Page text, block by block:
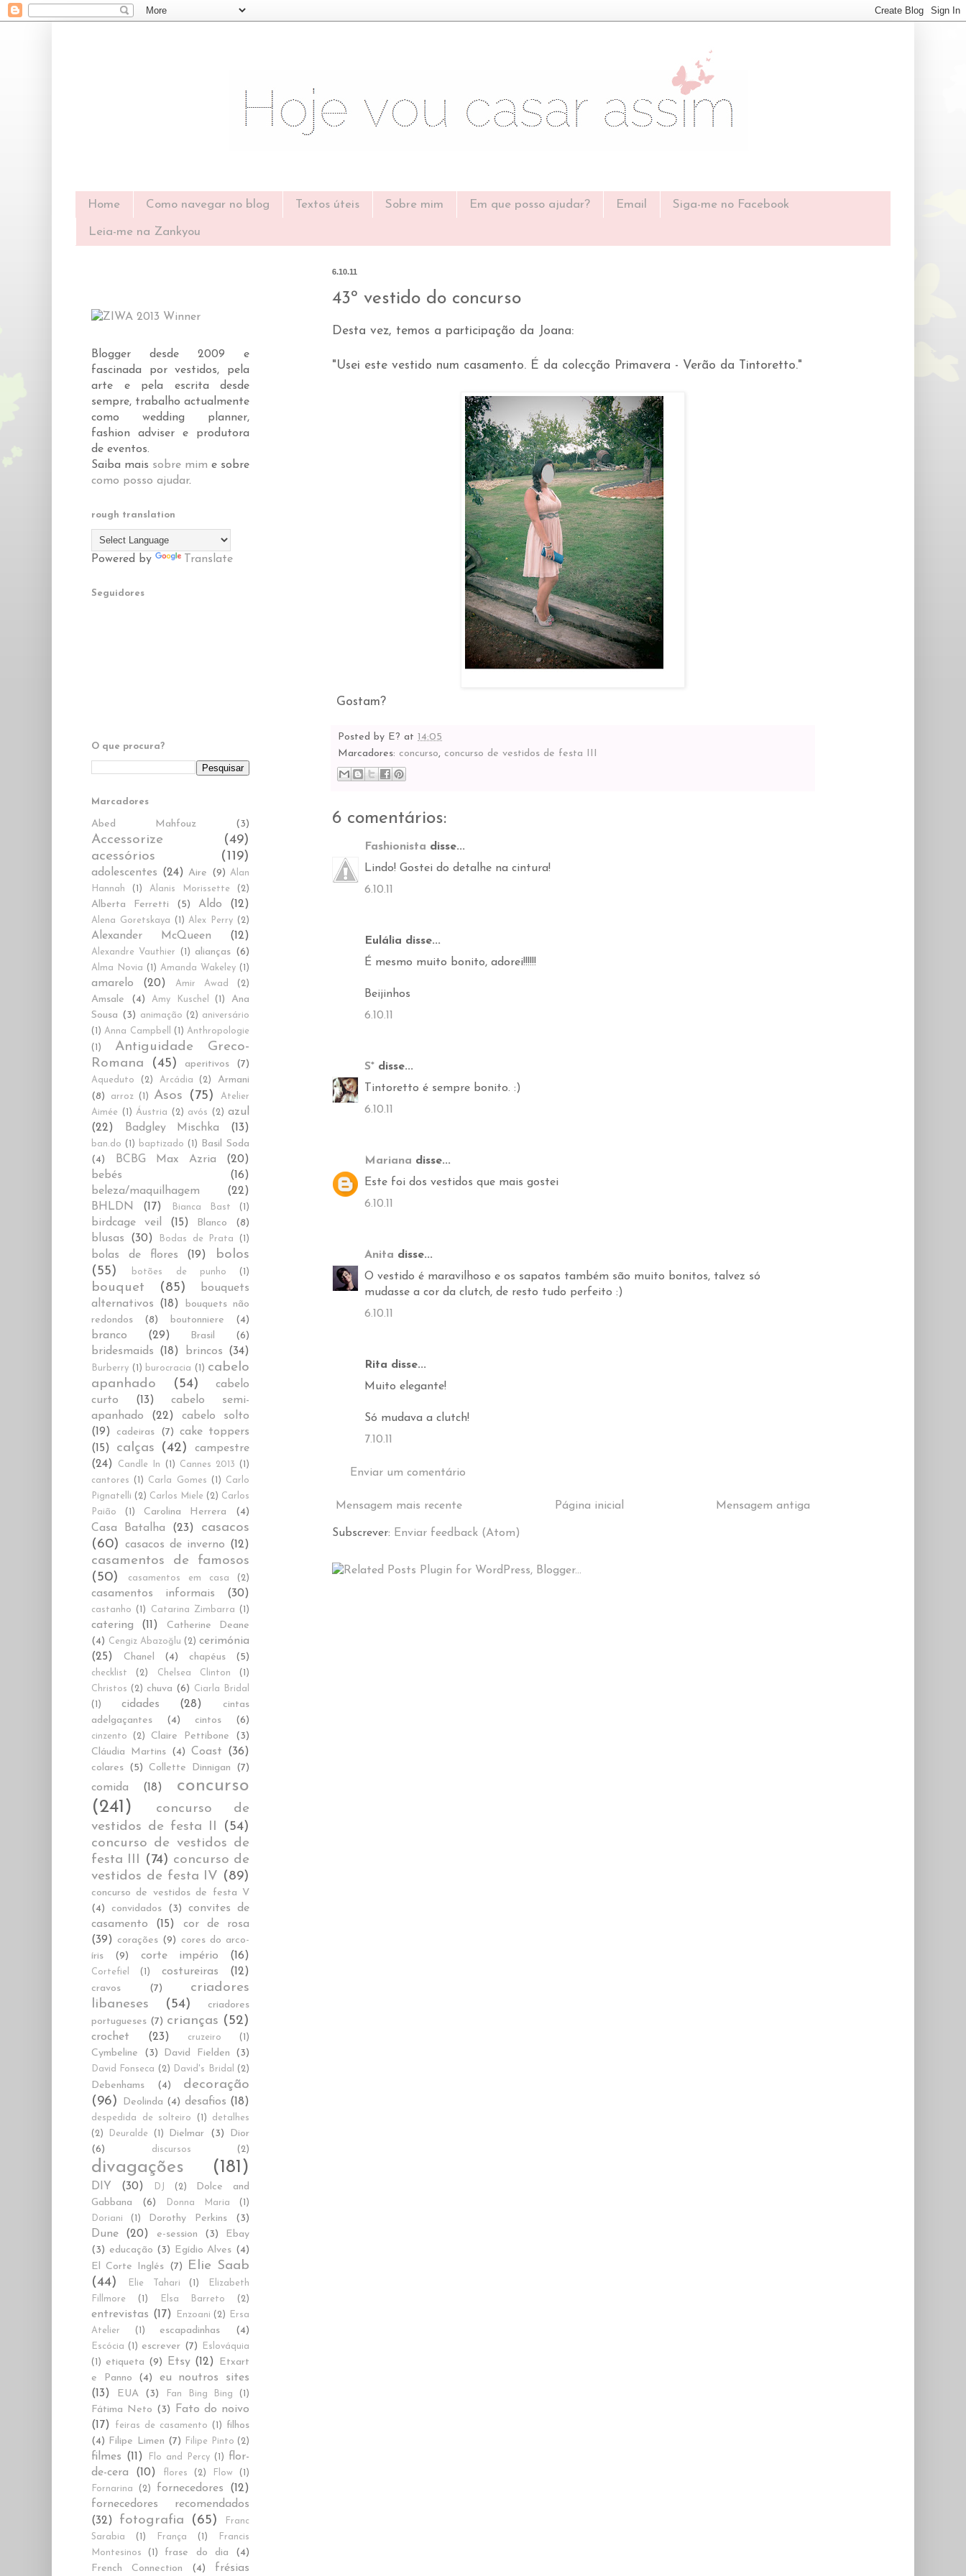
Home Como navegar no blog Textos úteis Sobre mim Em que posso ajudar? Email Siga-me no Facebook
Leia-me na Zankyou
6.10.11
43º vestido do concurso
Desta vez, temos a participação da Joana:
"Usei este vestido num casamento. É da colecção Primavera - Verão da Tintoretto."
Gostam?
Posted by E? at 14:05
Marcadores: concurso, concurso de vestidos de festa III
6 comentários:
Fashionista disse...
Lindo! Gostei do detalhe na cintura!
6.10.11
Eulália disse...
É mesmo muito bonito, adorei!!!!!!
Beijinhos
6.10.11
S* disse...
Tintoretto é sempre bonito. :)
6.10.11
Mariana disse...
Este foi dos vestidos que mais gostei
6.10.11
Anita disse...
O vestido é maravilhoso e os sapatos também são muito bonitos, talvez só
mudasse a cor da clutch, de resto tudo perfeito :)
6.10.11
Rita disse...
Muito elegante!
Só mudava a clutch!
7.10.11
Enviar um comentário
Mensagem mais recente Mensagem antiga
Página inicial
Subscrever: Enviar feedback (Atom)
Blogger desde 2009 e
fascinada por vestidos, pela
arte e pela escrita desde
sempre, trabalho actualmente
como wedding planner,
fashion adviser e produtora
de eventos.
Saiba mais sobre mim e sobre
como posso ajudar.
rough translation
Powered by Translate
Seguidores
O que procura?
Marcadores
Abed Mahfouz (3)
Accessorize
(49)
acessórios
(119)
adolescentes (24) Aire (9) Alan
Hannah
(1) Alanis Morissette (2)
Alberta Ferretti (5) Aldo (12)
Alena Goretskaya (1) Alex Perry (2)
Alexander McQueen (12)
Alexandre Vauthier (1) alianças (6)
Alma Novia (1) Amanda Wakeley (1)
amarelo (20) Amir Awad (2)
Amsale (4) Amy Kuschel (1)
Ana
Sousa (3) animação (2) aniversário
(1) Anna Campbell (1) Anthropologie
(1)
Antiguidade Greco-
Romana
(45) aperitivos (7)
Aqueduto (2) Arcádia (2)
Armani
(8)
arroz (1) Asos (75)
Atelier
Aimée
(1) Áustria (2) avós (2) azul
(22)
Badgley Mischka (13)
ban.do (1) baptizado (1)
Basil Soda
(4)
BCBG Max Azria
(20)
bebés
(16)
beleza/maquilhagem
(22)
BHLDN
(17) Bianca Bast (1)
birdcage veil (15) Blanco (8)
blusas (30) Bodas de Prata (1)
bolas de flores (19)
bolos
(55)
botões de punho (1)
bouquet (85)
bouquets
alternativos
(18)
bouquets não
redondos
(8) boutonniere (4)
branco (29) Brasil (6)
bridesmaids (18) brincos (34)
Burberry (1) burocracia (1) cabelo
apanhado
(54)
cabelo
curto
(13)
cabelo semi-
apanhado
(22)
cabelo solto
(19)
cadeiras (7) cake toppers
(15)
calças (42)
campestre
(24)
Candle In (1) Cannes 2013
(1)
cantores
(1) Carla Gomes (1)
Carlo
Pignatelli (2) Carlos Miele (2) Carlos
Paião
(1) Carolina Herrera (4)
Casa Batalha (23)
casacos
(60)
casacos de inverno (12)
casamentos de famosos
(50)
casamentos em casa (2)
casamentos informais (30)
castanho (1) Catarina Zimbarra (1)
catering (11)
Catherine Deane
(4) Cengiz Abazoğlu (2) cerimónia
(25)
Chanel (4) chapéus (5)
checklist (2) Chelsea Clinton
(1)
Christos (2) chuva (6)
Ciarla Bridal
(1)
cidades (28)
cintas
adelgaçantes
(4) cintos (6)
cinzento (2) Claire Pettibone
(3)
Cláudia Martins (4) Coast (36)
colares (5) Collette Dinnigan (7)
comida (18)
concurso
(241)
concurso de
vestidos de festa II
(54)
concurso de vestidos de
festa III
(74) concurso de
vestidos de festa IV (89)
concurso de vestidos de festa V
(4)
convidados (3)
convites de
casamento
(15)
cor de rosa
(39) corações (9) cores do arco-
íris
(9) corte império (16)
Cortefiel (1) costureiras (12)
cravos (7)
criadores
libaneses
(54)
criadores
portugueses (7) crianças (52)
crochet (23) cruzeiro (1)
Cymbeline (3) David Fielden (3)
David Fonseca (2) David's Bridal (2)
Debenhams (4)
decoração
(96)
Deolinda (4) desafios (18)
despedida de solteiro (1)
detalhes
(2)
Deuralde (1) Dielmar (3)
Dior
(6)
discursos (2)
divagações (181)
DIY (30) DJ (2)
Dolce and
Gabbana
(6) Donna Maria
(1)
Doriani
(1) Dorothy Perkins (3)
Dune (20) e-session (3)
Ebay
(3) educação (3) Egídio Alves (4)
El Corte Inglés (7)
Elie Saab
(44)
Elie Tahari (1)
Elizabeth
Fillmore
(1) Elsa Barreto (2)
entrevistas (17) Enzoani (2)
Ersa
Atelier
(1) escapadinhas (4)
Escócia (1) escrever (7)
Eslováquia
(1)
etiqueta (9) Etsy (12)
Etxart
e Panno
(4)
eu noutros sites
(13)
EUA (3) Fan Bing Bing (1)
Fátima Neto (3)
Fato do noivo
(17)
feiras de casamento (1)
filhos
(4) Filipe Limen (7) Filipe Pinto (2)
filmes (11) Flo and Percy (1)
flor-
de-cera
(10) flores (2) Flow
(1)
Fornarina
(2) fornecedores
(12)
fornecedores recomendados
(32)
fotografia (65)
Franc
Sarabia
(1) França (1)
Francis
Montesinos
(1) frase do dia
(4)
French Connection
(4) frésias